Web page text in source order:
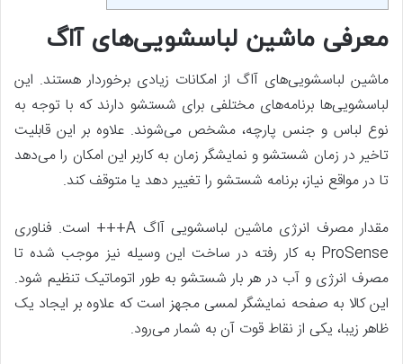
معرفی ماشین لباسشویی‌های آاگ
ماشین لباسشویی‌های آاگ از امکانات زیادی برخوردار هستند. این
لباسشویی‌ها برنامه‌های مختلفی برای شستشو دارند که با توجه به
نوع لباس و جنس پارچه، مشخص می‌شوند. علاوه ‌بر ‌این قابلیت
تاخیر در زمان شستشو و نمایشگر زمان به کاربر این امکان را می‌دهد
تا در مواقع نیاز، برنامه شستشو را تغییر دهد یا متوقف کند.
مقدار مصرف انرژی ماشین لباسشویی آاگ A+++ است. فناوری
ProSense به کار رفته در ساخت این وسیله نیز موجب شده تا
مصرف انرژی و آب در هر بار شستشو به طور اتوماتیک تنظیم شود.
این کالا به صفحه نمایشگر لمسی مجهز است که علاوه بر ایجاد یک
ظاهر زیبا، یکی از نقاط قوت آن به شمار می‌رود.